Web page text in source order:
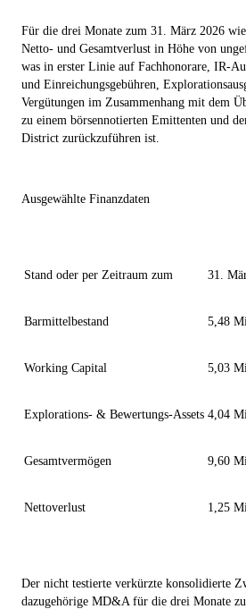
Für die drei Monate zum 31. März 2026
Netto- und Gesamtverlust in Höhe von
was in erster Linie auf Fachhonorare, IR-
und Einreichungsgebühren,
Vergütungen im Zusammenhang mit dem
zu einem börsennotierten Emittenten und
District zurückzuführen ist.
Ausgewählte Finanzdaten
Stand oder per Zeitraum zum 31.
Barmittelbestand 5,48
Working Capital 5,03
Explorations- & Bewertungs-Assets 4,04
Gesamtvermögen 9,60
Nettoverlust 1,25
Der nicht testierte verkürzte konsolidierte
dazugehörige MD&A für die drei Monate